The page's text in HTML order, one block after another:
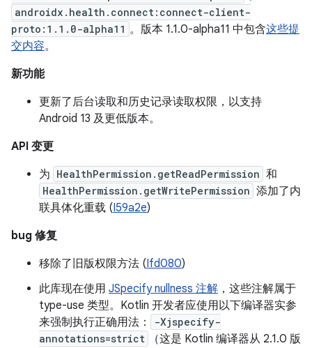
androidx.health.connect:connect-client-
proto:1.1.0-alpha11 。版本 1.1.0-alpha11 中包含这些提
交内容。
新功能
更新了后台读取和历史记录读取权限，以支持
Android 13 及更低版本。
API 变更
为 HealthPermission.getReadPermission 和
HealthPermission.getWritePermission 添加了内
联具体化重载 (I59a2e)
bug 修复
移除了旧版权限方法 (Ifd080)
此库现在使用 JSpecify nullness 注解 ，这些注解属于
type-use 类型。Kotlin 开发者应使用以下编译器实参
来强制执行正确用法：
-Xjspecify-
annotations=strict
（这是 Kotlin 编译器从 2.1.0 版